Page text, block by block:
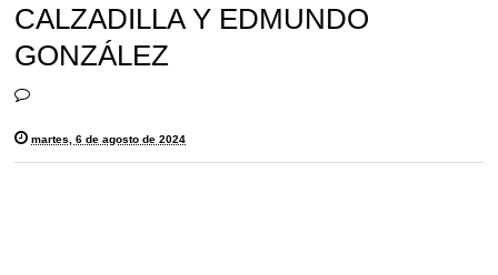
CALZADILLA Y EDMUNDO
GONZÁLEZ
martes, 6 de agosto de 2024